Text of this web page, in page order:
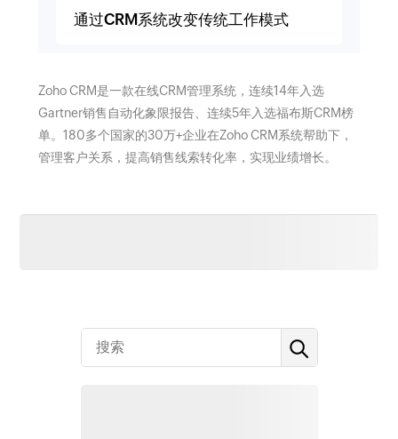
通过CRM系统改变传统工作模式
Zoho CRM是一款在线CRM管理系统，连续14年入选
Gartner销售自动化象限报告、连续5年入选福布斯CRM榜
单。180多个国家的30万+企业在Zoho CRM系统帮助下，
管理客户关系，提高销售线索转化率，实现业绩增长。